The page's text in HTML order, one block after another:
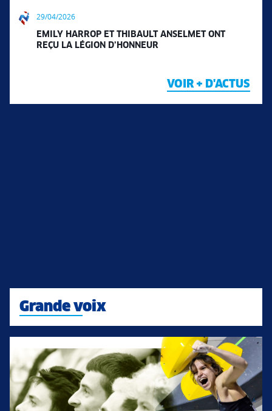
29/04/2026
EMILY HARROP ET THIBAULT ANSELMET ONT
REÇU LA LÉGION D’HONNEUR
VOIR + D'ACTUS
Grande voix